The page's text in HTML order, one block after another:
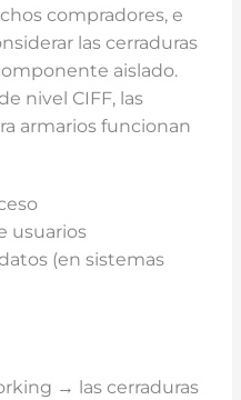
compradores, e
las cerraduras
aislado.
nivel CIFF, las
armarios funcionan
usuarios
(en sistemas
→ las cerraduras